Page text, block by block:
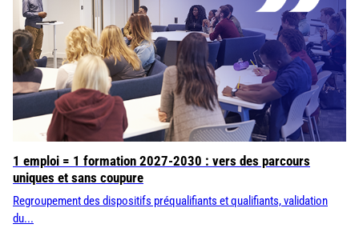
1 emploi = 1 formation 2027-2030 : vers des parcours
uniques et sans coupure
Regroupement des dispositifs préqualifiants et qualifiants, validation
du...